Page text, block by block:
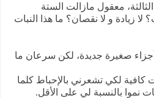
معقول مازالت الستة
زيادة و لا نقصان؟ ما هذا النبات
صغيرة جديدة، لكن سرعان ما
لكي تشعرني بالإحباط كلما
نموا بالنسبة لي على الأقل.